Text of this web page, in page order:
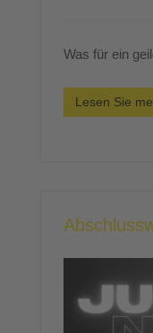
Was für ein
Lesen Sie